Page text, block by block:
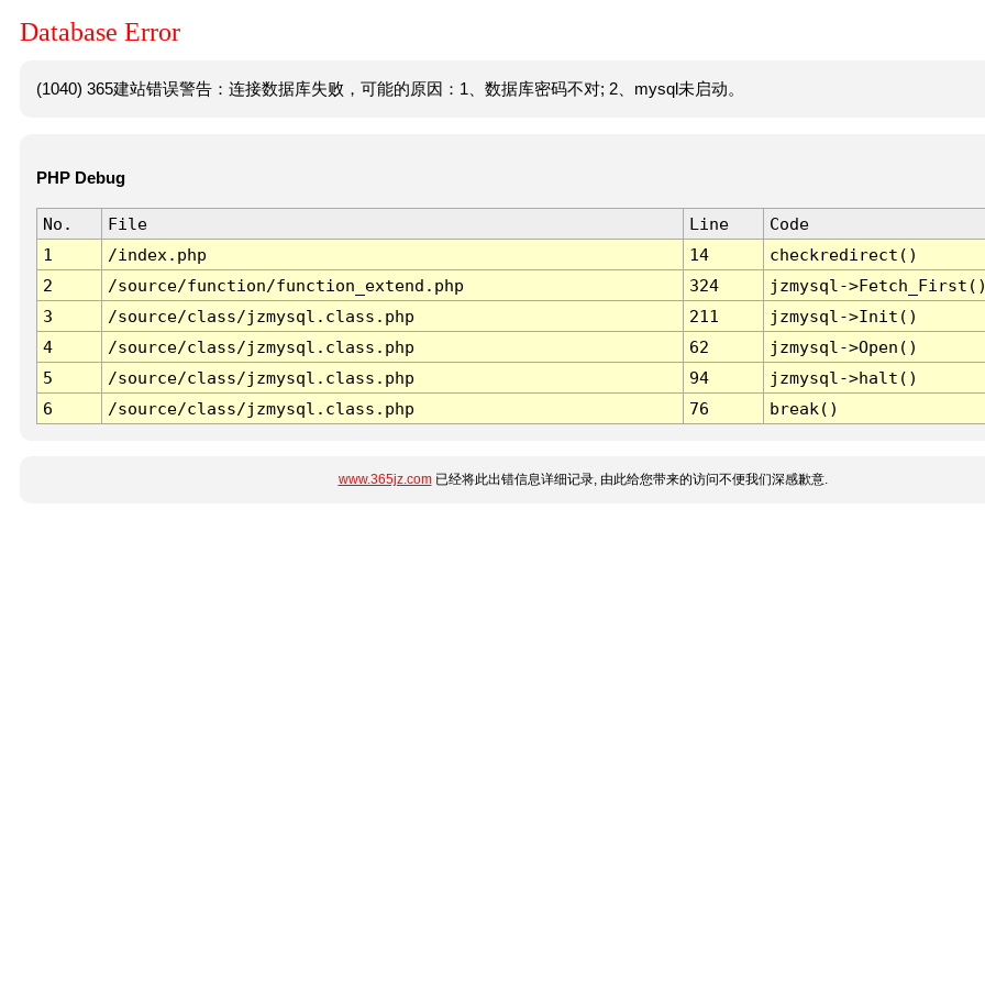
Database Error
(1040) 365建站错误警告：连接数据库失败，可能的原因：1、数据库密码不对; 2、mysql未启动。
PHP Debug
No. File Line
Code
1
/index.php 14
checkredirect()
2
/source/function/function_extend.php 324
jzmysql-
3
/source/class/jzmysql.class.php 211
jzmysql->Init()
4
/source/class/jzmysql.class.php 62
jzmysql->Open()
5
/source/class/jzmysql.class.php 94
jzmysql->halt()
6
/source/class/jzmysql.class.php 76 break()
www.365jz.com已经将此出错信息详细记录, 由此给您带来的访问不便我们深感歉意.